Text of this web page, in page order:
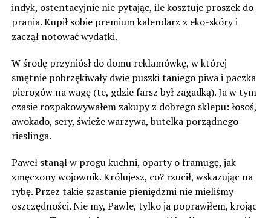
indyk, ostentacyjnie nie pytając, ile kosztuje proszek do
prania. Kupił sobie premium kalendarz z eko-skóry i
zaczął notować wydatki.
W środę przyniósł do domu reklamówkę, w której
smętnie pobrzękiwały dwie puszki taniego piwa i paczka
pierogów na wagę (te, gdzie farsz był zagadką). Ja w tym
czasie rozpakowywałem zakupy z dobrego sklepu: łosoś,
awokado, sery, świeże warzywa, butelka porządnego
rieslinga.
Paweł stanął w progu kuchni, oparty o framugę, jak
zmęczony wojownik. Królujesz, co? rzucił, wskazując na
rybę. Przez takie szastanie pieniędzmi nie mieliśmy
oszczędności. Nie my, Pawle, tylko ja poprawiłem, krojąc